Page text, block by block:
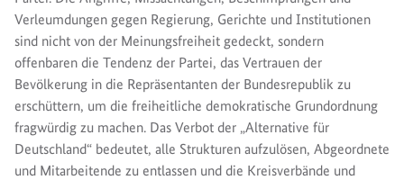
Verleumdungen gegen Regierung, Gerichte und Institutionen
sind nicht von der Meinungsfreiheit gedeckt, sondern
offenbaren die Tendenz der Partei, das Vertrauen der
Bevölkerung in die Repräsentanten der Bundesrepublik zu
erschüttern, um die freiheitliche demokratische Grundordnung
fragwürdig zu machen. Das Verbot der „Alternative für
Deutschland“ bedeutet, alle Strukturen aufzulösen, Abgeordnete
und Mitarbeitende zu entlassen und die Kreisverbände und